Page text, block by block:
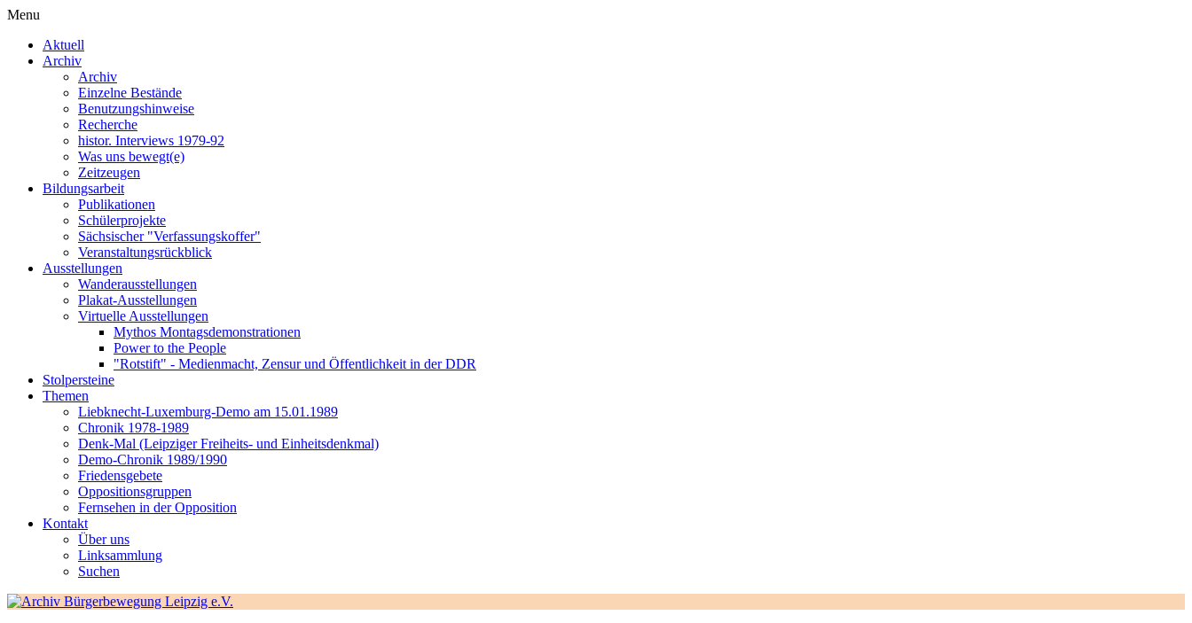
Menu
Aktuell
Archiv
Archiv
Einzelne Bestände
Benutzungshinweise
Recherche
histor. Interviews 1979-92
Was uns bewegt(e)
Zeitzeugen
Bildungsarbeit
Publikationen
Schülerprojekte
Sächsischer "Verfassungskoffer"
Veranstaltungsrückblick
Ausstellungen
Wanderausstellungen
Plakat-Ausstellungen
Virtuelle Ausstellungen
Mythos Montagsdemonstrationen
Power to the People
"Rotstift" - Medienmacht, Zensur und Öffentlichkeit in der DDR
Stolpersteine
Themen
Liebknecht-Luxemburg-Demo am 15.01.1989
Chronik 1978-1989
Denk-Mal (Leipziger Freiheits- und Einheitsdenkmal)
Demo-Chronik 1989/1990
Friedensgebete
Oppositionsgruppen
Fernsehen in der Opposition
Kontakt
Über uns
Linksammlung
Suchen